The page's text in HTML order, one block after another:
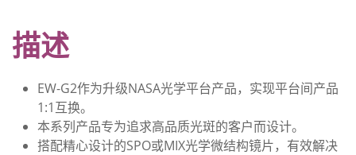
描述
EW-G2作为升级NASA光学平台产品，实现平台间产品
1:1互换。
本系列产品专为追求高品质光斑的客户而设计。
搭配精心设计的SPO或MIX光学微结构镜片，有效解决